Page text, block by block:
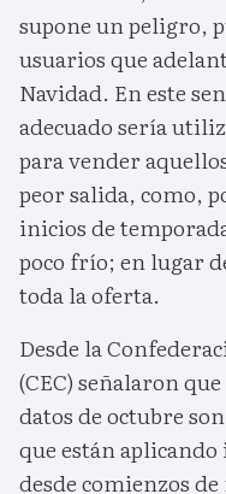
supone un peligro,
usuarios que
Navidad. En este
adecuado sería
para vender
peor salida, como,
inicios de
poco frío; en lugar
toda la oferta.
Desde la
(CEC) señalaron
datos de octubre
que están
desde comienzos